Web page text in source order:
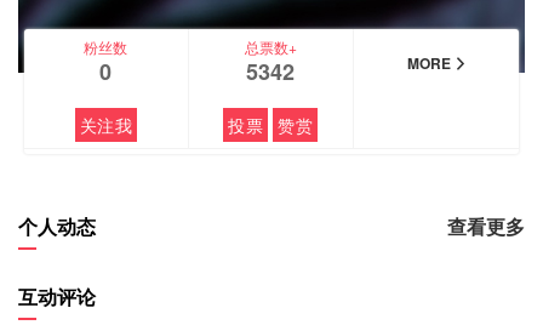
粉丝数
0
关注我
总票数+
5342
投票 赞赏
MORE
个人动态 查看更多
互动评论